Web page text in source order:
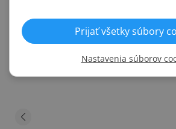
Prijať všetky súbory
Nastavenia súborov